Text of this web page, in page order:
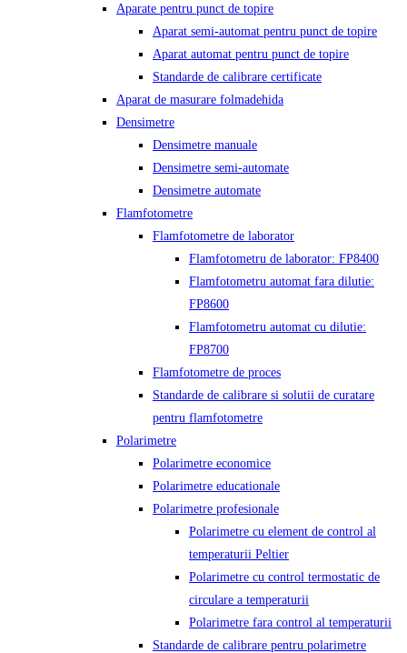
Aparate pentru punct de topire
Aparat semi-automat pentru punct de topire
Aparat automat pentru punct de topire
Standarde de calibrare certificate
Aparat de masurare folmadehida
Densimetre
Densimetre manuale
Densimetre semi-automate
Densimetre automate
Flamfotometre
Flamfotometre de laborator
Flamfotometru de laborator: FP8400
Flamfotometru automat fara dilutie:
FP8600
Flamfotometru automat cu dilutie:
FP8700
Flamfotometre de proces
Standarde de calibrare si solutii de curatare
pentru flamfotometre
Polarimetre
Polarimetre economice
Polarimetre educationale
Polarimetre profesionale
Polarimetre cu element de control al
temperaturii Peltier
Polarimetre cu control termostatic de
circulare a temperaturii
Polarimetre fara control al temperaturii
Standarde de calibrare pentru polarimetre